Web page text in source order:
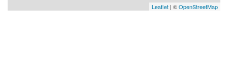
Leaflet | ©OpenStreetMap